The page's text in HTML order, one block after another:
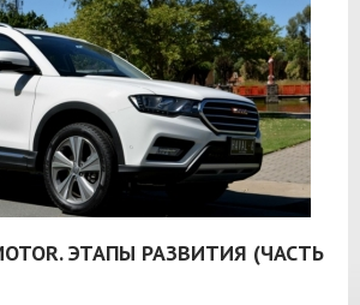
ЭТАПЫ РАЗВИТИЯ (ЧАСТЬ